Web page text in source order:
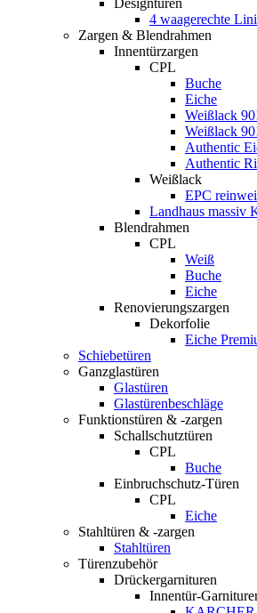
Designtüren
4 waagerechte
Zargen & Blendrahmen
Innentürzargen
CPL
Buche
Eiche
Weißlack
Weißlack
Authentic
Authentic
Weißlack
EPC
Landhaus massiv
Blendrahmen
CPL
Weiß
Buche
Eiche
Renovierungszargen
Dekorfolie
Eiche
Schiebetüren
Ganzglastüren
Glastüren
Glastürenbeschläge
Funktionstüren & -zargen
Schallschutztüren
CPL
Buche
Einbruchschutz-Türen
CPL
Eiche
Stahltüren & -zargen
Stahltüren
Türenzubehör
Drückergarnituren
Innentür-